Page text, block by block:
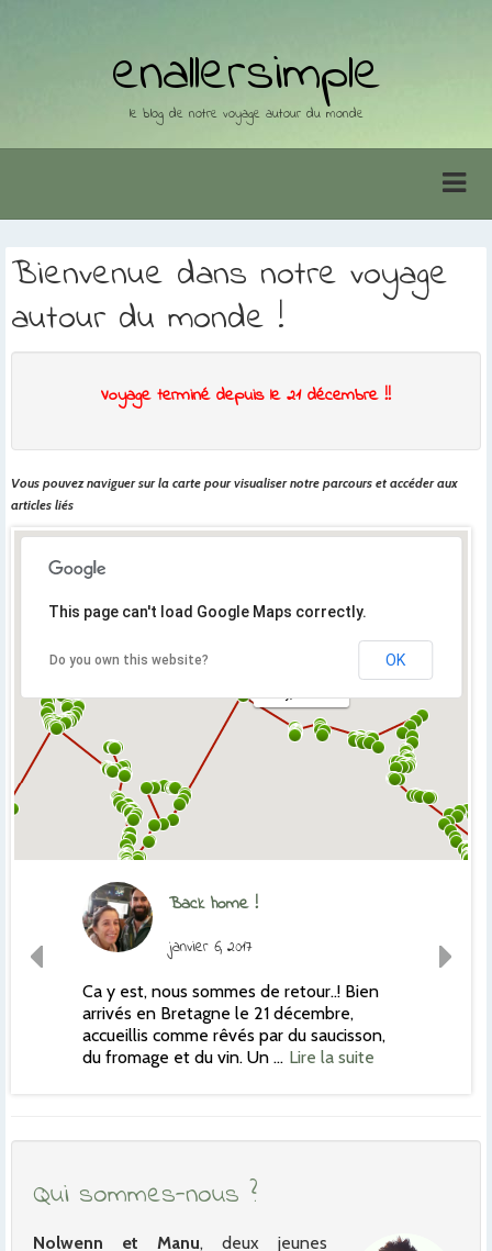
enallersimple
le blog de notre voyage autour du monde
Bienvenue dans notre voyage
autour du monde !
Voyage terminé depuis le 21 décembre !!
Vous pouvez naviguer sur la carte pour visualiser notre parcours et accéder aux
articles liés
This page can't load Google Maps correctly.
Do you own this website? OK
Back home !
janvier 6, 2017
Ca y est, nous sommes de retour..! Bien
arrivés en Bretagne le 21 décembre,
accueillis comme rêvés par du saucisson,
du fromage et du vin. Un … Lire la suite
Qui sommes-nous ?
Nolwenn et Manu, deux jeunes